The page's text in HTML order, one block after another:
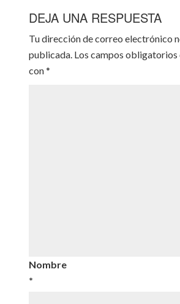
DEJA UNA RESPUESTA
Tu dirección de correo electrónico
publicada. Los campos obligatorios
con*
Nombre
*